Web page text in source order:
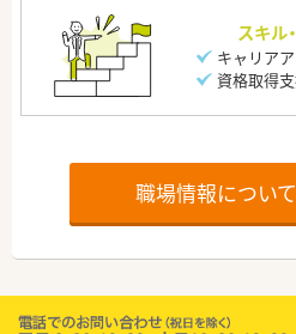
スキル
キャリア
資格取得
職場情報につい